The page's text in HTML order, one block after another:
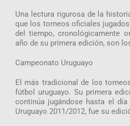
Una lectura rigurosa de la
que los torneos oficiales
del tiempo, cronológicamente
año de su primera edición, son
Campeonato Uruguayo
El más tradicional de los
fútbol uruguayo. Su primera
continúa jugándose hasta el
Uruguayo 2011/2012, fue su